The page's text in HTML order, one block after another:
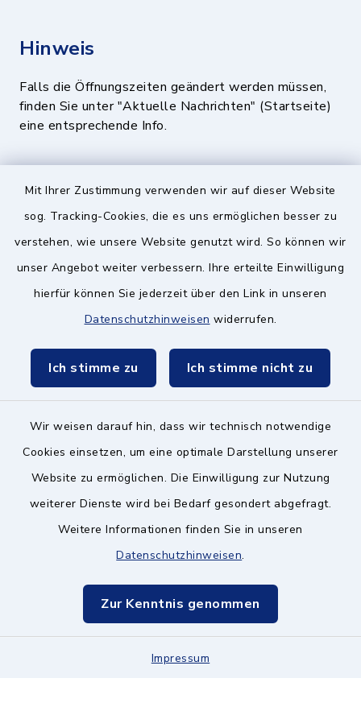
Mit Ihrer Zustimmung verwenden wir auf dieser Website
sog. Tracking-Cookies, die es uns ermöglichen besser zu
verstehen, wie unsere Website genutzt wird. So können wir
unser Angebot weiter verbessern. Ihre erteilte Einwilligung
hierfür können Sie jederzeit über den Link in unseren
Datenschutzhinweisen widerrufen.
Ich stimme zu Ich stimme nicht zu
Wir weisen darauf hin, dass wir technisch notwendige
Cookies einsetzen, um eine optimale Darstellung unserer
Website zu ermöglichen. Die Einwilligung zur Nutzung
weiterer Dienste wird bei Bedarf gesondert abgefragt.
Weitere Informationen finden Sie in unseren
Datenschutzhinweisen.
Zur Kenntnis genommen
Impressum
Hinweis
Falls die Öffnungszeiten geändert werden müssen,
finden Sie unter "Aktuelle Nachrichten" (Startseite)
eine entsprechende Info.
Quicklinks
BayernPortal
Zweckverband München Südost
Schulzweckverband
Kontakt ins Rathaus
Barrierefreiheit
Datenschutz
Hinweisgeberschutz
Sitemap